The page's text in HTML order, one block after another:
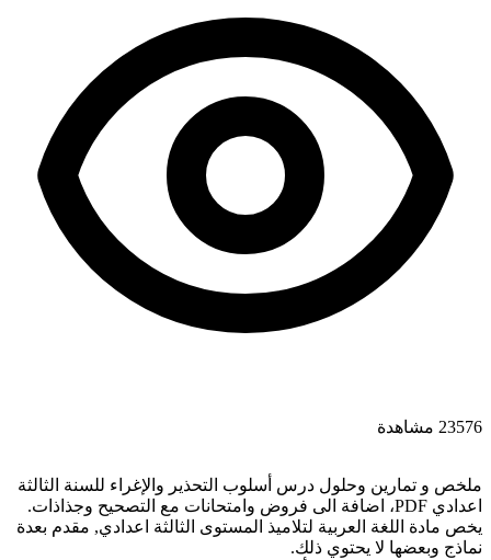
23576 مشاهدة
ملخص و تمارين وحلول درس أسلوب التحذير والإغراء للسنة الثالثة
اعدادي PDF، اضافة الى فروض وامتحانات مع التصحيح وجذاذات.
يخص مادة اللغة العربية لتلاميذ المستوى الثالثة اعدادي, مقدم بعدة
نماذج وبعضها لا يحتوي ذلك.